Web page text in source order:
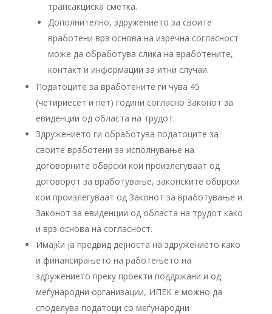
трансакциска сметка.
Дополнително, здружението за своите
вработени врз основа на изречна согласност
може да обработува слика на вработените,
контакт и информации за итни случаи.
Податоците за вработените ги чува 45
(четириесет и пет) години согласно Законот за
евиденции од областа на трудот.
Здружението ги обработува податоците за
своите вработени за исполнување на
договорните обврски кои произлегуваат од
договорот за вработување, законските обврски
кои произлегуваат од Законот за вработување и
Законот за евиденции од областа на трудот како
и врз основа на согласност.
Имајќи ја предвид дејноста на здружението како
и финансирањето на работењето на
здружението преку проекти поддржани и од
меѓународни организации, ИПЕК е можно да
споделува податоци со меѓународни